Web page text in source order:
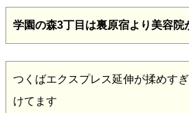
学園の森3丁目は裏原宿より美容院
つくばエクスプレス延伸が揉めす
けてます